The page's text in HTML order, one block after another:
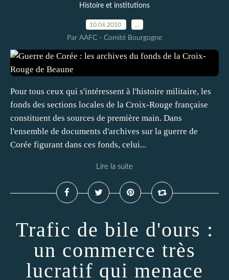
Histoire et institutions
10.04.2010
Par AAFC - Comité Bourgogne
Pour tous ceux qui s'intéressent à l'histoire militaire, les
fonds des sections locales de la Croix-Rouge française
constituent des sources de première main. Dans
l'ensemble de documents d'archives sur la guerre de
Corée figurant dans ces fonds, celui...
Lire la suite
Trafic de bile d'ours :
un commerce très
lucratif qui menace